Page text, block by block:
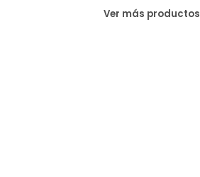
Ver más productos